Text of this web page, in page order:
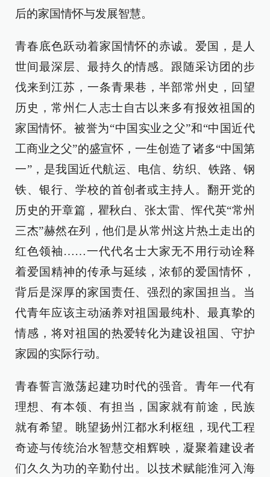
后的家国情怀与发展智慧。
青春底色跃动着家国情怀的赤诚。爱国，是人
世间最深层、最持久的情感。跟随采访团的步
伐来到江苏，一条青果巷，半部常州史，回望
历史，常州仁人志士自古以来多有报效祖国的
家国情怀。被誉为“中国实业之父”和“中国近代
工商业之父”的盛宣怀，一生创造了诸多“中国第
一”，是我国近代航运、电信、纺织、铁路、钢
铁、银行、学校的首创者或主持人。翻开党的
历史的开章篇，瞿秋白、张太雷、恽代英“常州
三杰”赫然在列，他们是从常州这片热土走出的
红色领袖……一代代名士大家无不用行动诠释
着爱国精神的传承与延续，浓郁的爱国情怀，
背后是深厚的家国责任、强烈的家国担当。当
代青年应该主动涵养对祖国最纯朴、最真挚的
情感，将对祖国的热爱转化为建设祖国、守护
家园的实际行动。
青春誓言激荡起建功时代的强音。青年一代有
理想、有本领、有担当，国家就有前途，民族
就有希望。眺望扬州江都水利枢纽，现代工程
奇迹与传统治水智慧交相辉映，凝聚着建设者
们久久为功的辛勤付出。以技术赋能淮河入海